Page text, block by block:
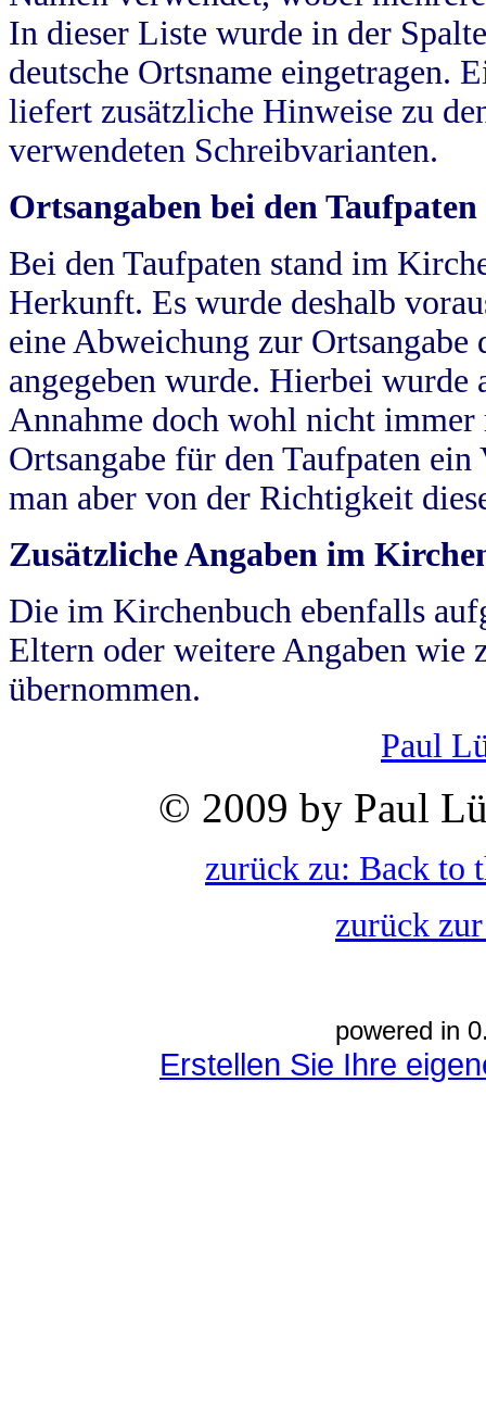
In dieser Liste wurde in der
deutsche Ortsname eingetragen.
liefert zusätzliche Hinweise zu
verwendeten Schreibvarianten.
Ortsangaben bei den Taufpaten
Bei den Taufpaten stand im
Herkunft. Es wurde deshalb
eine Abweichung zur
angegeben wurde. Hierbei wurde
Annahme doch wohl nicht
Ortsangabe für den Taufpaten
man aber von der Richtigkeit
Zusätzliche Angaben im
Die im Kirchenbuch ebenfalls
Eltern oder weitere Angaben wie
übernommen.
Paul
© 2009 by Paul
zurück zu: Back to
zurück
powered in
Erstellen Sie Ihre